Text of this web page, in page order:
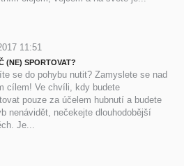
11:51
(NE) SPORTOVAT?
se do pohybu nutit? Zamyslete se nad
cílem! Ve chvíli, kdy budete
pouze za účelem hubnutí a budete
nenávidět, nečekejte dlouhodobější
Je...